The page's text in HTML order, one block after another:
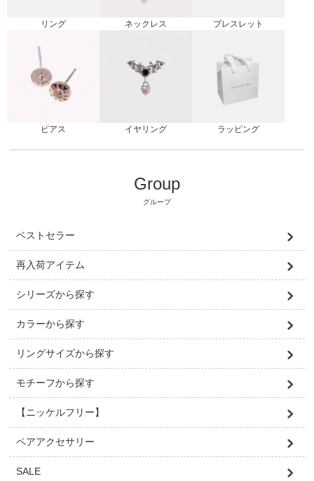
リング ネックレス ブレスレット
ピアス イヤリング ラッピング
Group
グループ
ベストセラー
再入荷アイテム
シリーズから探す
カラーから探す
リングサイズから探す
モチーフから探す
【ニッケルフリー】
ペアアクセサリー
SALE